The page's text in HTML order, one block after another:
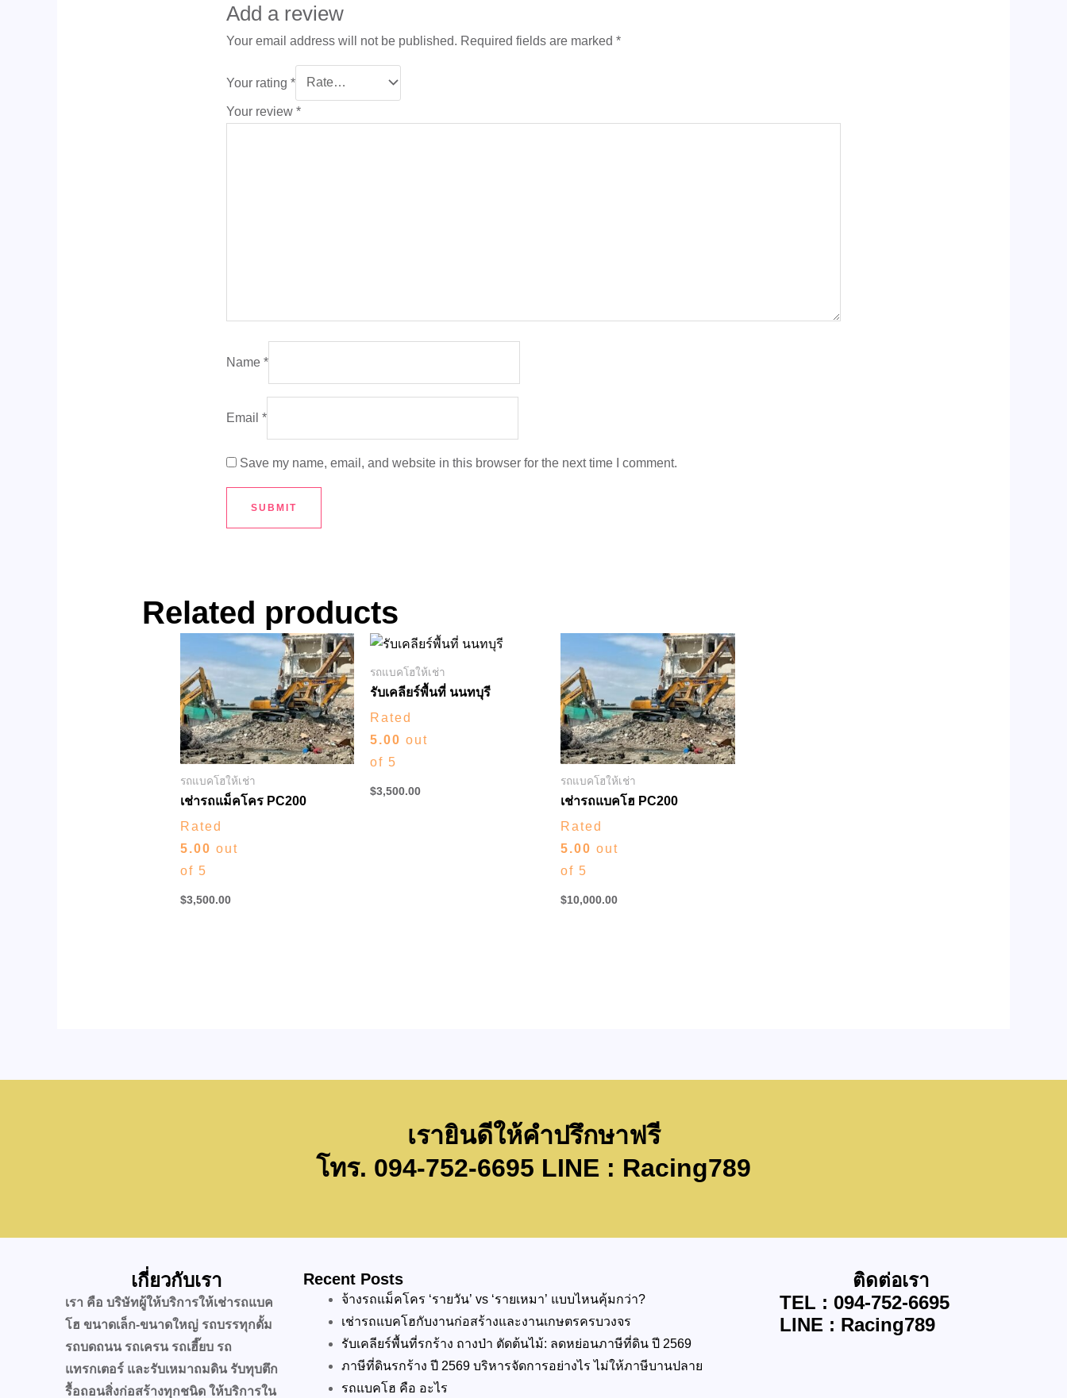
Add a review
Your email address will not be published. Required fields are marked*
Your rating*
Your review*
Name*
Email*
Save my name, email, and website in this browser for the next time I comment.
Related products
รถแบคโฮให้เช่า
เช่ารถแม็คโคร PC200
Rated
5.00 out
of 5
$3,500.00
รถแบคโฮให้เช่า
รับเคลียร์พื้นที่ นนทบุรี
Rated
5.00 out
of 5
$3,500.00
รถแบคโฮให้เช่า
เช่ารถแบคโฮ PC200
Rated
5.00 out
of 5
$10,000.00
เรายินดีให้คำปรึกษาฟรี
โทร. 094-752-6695 LINE : Racing789
เกี่ยวกับเรา
เรา คือ บริษัทผู้ให้บริการให้เช่ารถแบค
โฮ ขนาดเล็ก-ขนาดใหญ่ รถบรรทุกดั้ม
รถบดถนน รถเครน รถเฮี๊ยบ รถ
แทรกเตอร์ และรับเหมาถมดิน รับทุบตึก
รื้อถอนสิ่งก่อสร้างทุกชนิด ให้บริการใน
Recent Posts
จ้างรถแม็คโคร ‘รายวัน’ vs ‘รายเหมา’ แบบไหนคุ้มกว่า?
เช่ารถแบคโฮกับงานก่อสร้างและงานเกษตรครบวงจร
รับเคลียร์พื้นที่รกร้าง ถางป่า ตัดต้นไม้: ลดหย่อนภาษีที่ดิน ปี 2569
ภาษีที่ดินรกร้าง ปี 2569 บริหารจัดการอย่างไร ไม่ให้ภาษีบานปลาย
รถแบคโฮ คือ อะไร
ติดต่อเรา
TEL : 094-752-6695
LINE : Racing789